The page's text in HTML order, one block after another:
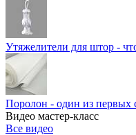
Утяжелители для штор -
Поролон - один из первых
Видео мастер-класс
Все видео